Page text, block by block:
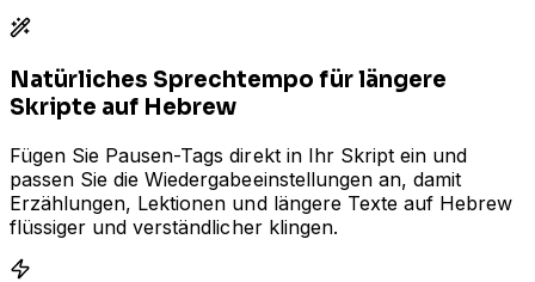
Natürliches Sprechtempo für längere
Skripte auf Hebrew
Fügen Sie Pausen-Tags direkt in Ihr Skript ein und
passen Sie die Wiedergabeeinstellungen an, damit
Erzählungen, Lektionen und längere Texte auf Hebrew
flüssiger und verständlicher klingen.